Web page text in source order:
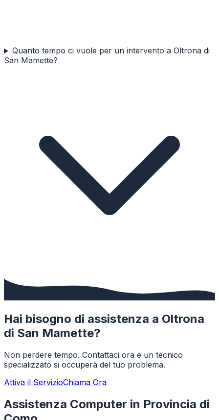
Quanto tempo ci vuole per un intervento a Oltrona di
San Mamette?
Hai bisogno di assistenza a Oltrona
di San Mamette?
Non perdere tempo. Contattaci ora e un tecnico
specializzato si occuperà del tuo problema.
Attiva il ServizioChiama Ora
Assistenza Computer in Provincia di